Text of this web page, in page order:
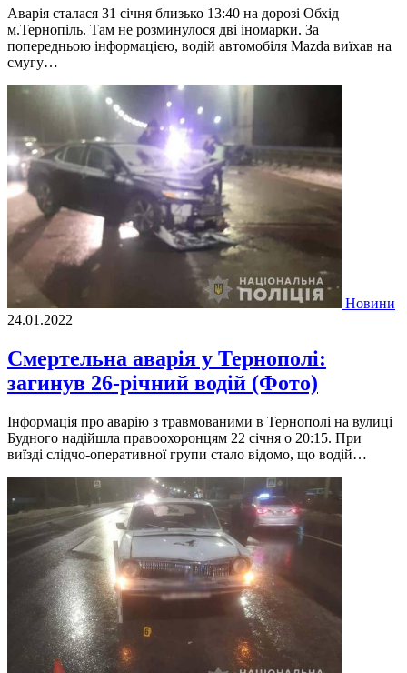
Аварія сталася 31 січня близько 13:40 на дорозі Обхід
м.Тернопіль. Там не розминулося дві іномарки. За
попередньою інформацією, водій автомобіля Mazda виїхав на
смугу…
Новини
24.01.2022
Смертельна аварія у Тернополі:
загинув 26-річний водій (Фото)
Інформація про аварію з травмованими в Тернополі на вулиці
Будного надійшла правоохоронцям 22 січня о 20:15. При
виїзді слідчо-оперативної групи стало відомо, що водій…